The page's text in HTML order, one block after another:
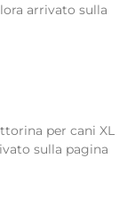
arrivato sulla
per cani XL
sulla pagina